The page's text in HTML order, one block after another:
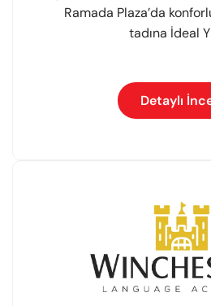
Ramada Plaza’da
tadına İdeal
Detaylı